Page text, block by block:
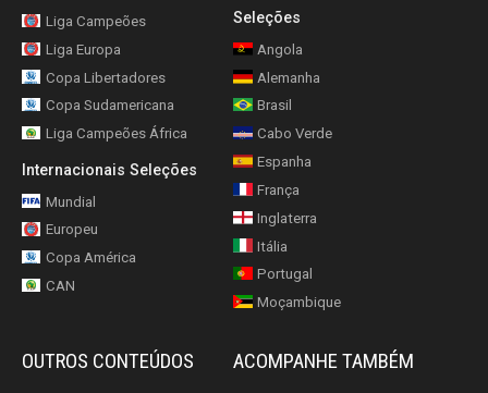
Liga Campeões
Liga Europa
Copa Libertadores
Copa Sudamericana
Liga Campeões África
Internacionais Seleções
Mundial
Europeu
Copa América
CAN
Seleções
Angola
Alemanha
Brasil
Cabo Verde
Espanha
França
Inglaterra
Itália
Portugal
Moçambique
OUTROS CONTEÚDOS ACOMPANHE TAMBÉM